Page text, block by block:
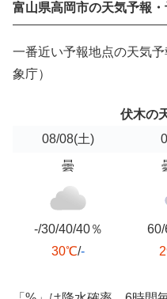
富山県高岡市の天気予報
一番近い予報地点の天気
象庁）
伏木の
08/08(土)
曇
-/30/40/40％
30℃/-
60/